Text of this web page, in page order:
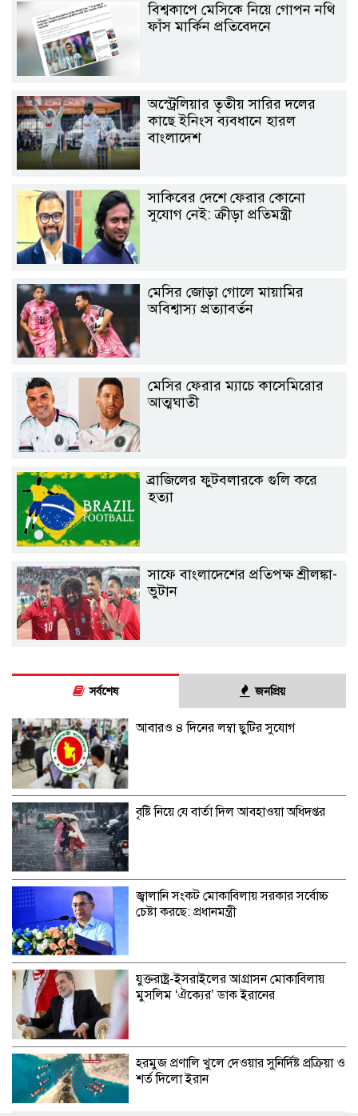
বিশ্বকাপে মেসিকে নিয়ে গোপন নথি
ফাঁস মার্কিন প্রতিবেদনে
অস্ট্রেলিয়ার তৃতীয় সারির দলের
কাছে ইনিংস ব্যবধানে হারল
বাংলাদেশ
সাকিবের দেশে ফেরার কোনো
সুযোগ নেই: ক্রীড়া প্রতিমন্ত্রী
মেসির জোড়া গোলে মায়ামির
অবিশ্বাস্য প্রত্যাবর্তন
মেসির ফেরার ম্যাচে কাসেমিরোর
আত্মঘাতী
ব্রাজিলের ফুটবলারকে গুলি করে
হত্যা
সাফে বাংলাদেশের প্রতিপক্ষ শ্রীলঙ্কা-
ভুটান
সর্বশেষ জনপ্রিয়
আবারও ৪ দিনের লম্বা ছুটির সুযোগ
বৃষ্টি নিয়ে যে বার্তা দিল আবহাওয়া অধিদপ্তর
জ্বালানি সংকট মোকাবিলায় সরকার সর্বোচ্চ
চেষ্টা করছে: প্রধানমন্ত্রী
যুক্তরাষ্ট্র-ইসরাইলের আগ্রাসন মোকাবিলায়
মুসলিম ‘ঐক্যের’ ডাক ইরানের
হরমুজ প্রণালি খুলে দেওয়ার সুনির্দিষ্ট প্রক্রিয়া ও
শর্ত দিলো ইরান